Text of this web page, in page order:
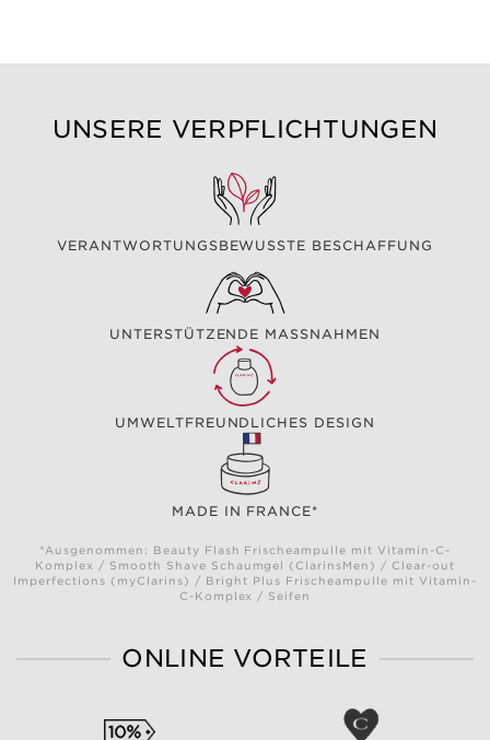
UNSERE VERPFLICHTUNGEN
VERANTWORTUNGSBEWUSSTE BESCHAFFUNG
UNTERSTÜTZENDE MASSNAHMEN
UMWELTFREUNDLICHES DESIGN
MADE IN FRANCE*
*Ausgenommen: Beauty Flash Frischeampulle mit Vitamin-C-
Komplex / Smooth Shave Schaumgel (ClarinsMen) / Clear-out
Imperfections (myClarins) / Bright Plus Frischeampulle mit Vitamin-
C-Komplex / Seifen
ONLINE VORTEILE